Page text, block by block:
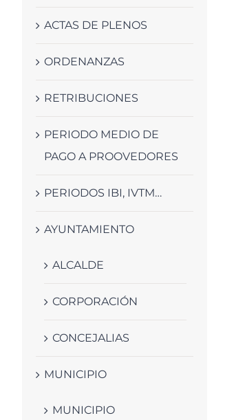
ACTAS DE PLENOS
ORDENANZAS
RETRIBUCIONES
PERIODO MEDIO DE
PAGO A PROOVEDORES
PERIODOS IBI, IVTM…
AYUNTAMIENTO
ALCALDE
CORPORACIÓN
CONCEJALIAS
MUNICIPIO
MUNICIPIO